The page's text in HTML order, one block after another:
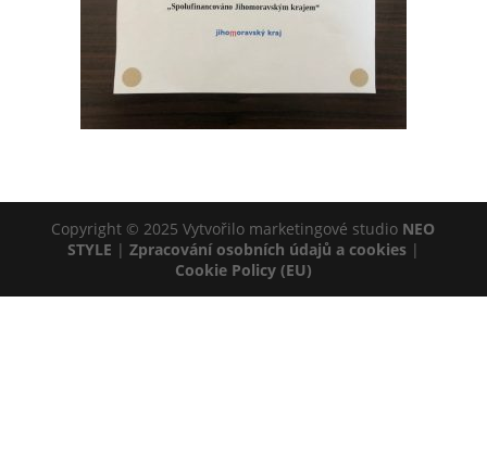
Copyright © 2025 Vytvořilo marketingové studio NEO
STYLE | Zpracování osobních údajů a cookies|
Cookie Policy (EU)